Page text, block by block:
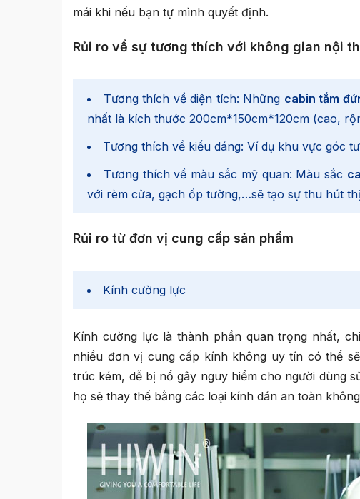
mái khi nếu bạn tự mình quyết định.
Rủi ro về sự tương thích với không gian nội
Tương thích về diện tích: Những cabin tắm
nhất là kích thước 200cm*150cm*120cm (cao,
Tương thích về kiểu dáng: Ví dụ khu vực góc
Tương thích về màu sắc mỹ quan: Màu sắc
với rèm cửa, gạch ốp tường,…sẽ tạo sự thu hút
Rủi ro từ đơn vị cung cấp sản phẩm
Kính cường lực
Kính cường lực là thành phần quan trọng nhất,
nhiều đơn vị cung cấp kính không uy tín có thể
trúc kém, dễ bị nổ gây nguy hiểm cho người dùng
họ sẽ thay thế bằng các loại kính dán an toàn